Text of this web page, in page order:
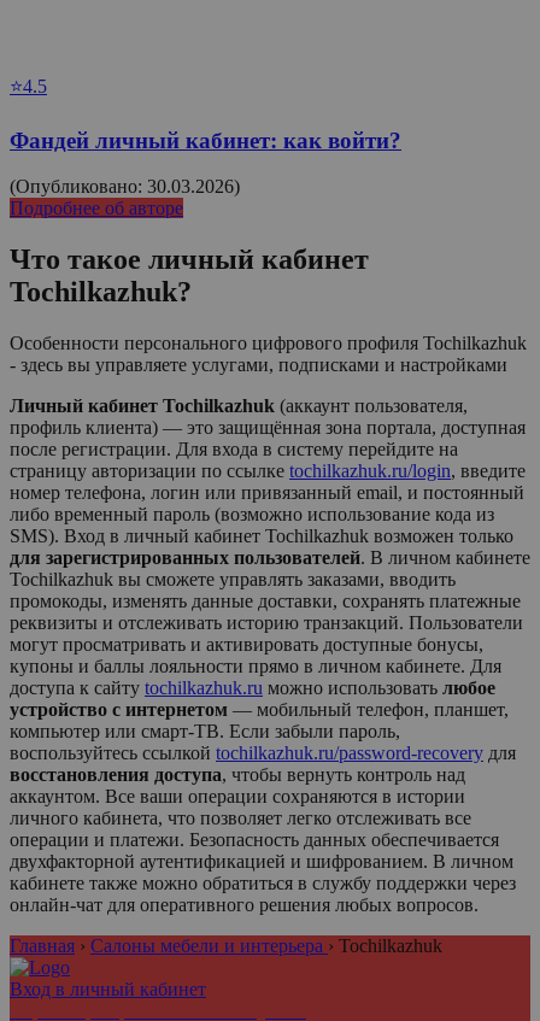
⭐4.5
Фандей личный кабинет: как войти?
(Опубликовано: 30.03.2026)
Подробнее об авторе
Что такое личный кабинет
Tochilkazhuk?
Особенности персонального цифрового профиля Tochilkazhuk
- здесь вы управляете услугами, подписками и настройками
Личный кабинет Tochilkazhuk (аккаунт пользователя,
профиль клиента) — это защищённая зона портала, доступная
после регистрации. Для входа в систему перейдите на
страницу авторизации по ссылке tochilkazhuk.ru/login, введите
номер телефона, логин или привязанный email, и постоянный
либо временный пароль (возможно использование кода из
SMS). Вход в личный кабинет Tochilkazhuk возможен только
для зарегистрированных пользователей. В личном кабинете
Tochilkazhuk вы сможете управлять заказами, вводить
промокоды, изменять данные доставки, сохранять платежные
реквизиты и отслеживать историю транзакций. Пользователи
могут просматривать и активировать доступные бонусы,
купоны и баллы лояльности прямо в личном кабинете. Для
доступа к сайту tochilkazhuk.ru можно использовать любое
устройство с интернетом — мобильный телефон, планшет,
компьютер или смарт-ТВ. Если забыли пароль,
воспользуйтесь ссылкой tochilkazhuk.ru/password-recovery для
восстановления доступа, чтобы вернуть контроль над
аккаунтом. Все ваши операции сохраняются в истории
личного кабинета, что позволяет легко отслеживать все
операции и платежи. Безопасность данных обеспечивается
двухфакторной аутентификацией и шифрованием. В личном
кабинете также можно обратиться в службу поддержки через
онлайн-чат для оперативного решения любых вопросов.
Главная › Салоны мебели и интерьера › Tochilkazhuk
Вход в личный кабинет